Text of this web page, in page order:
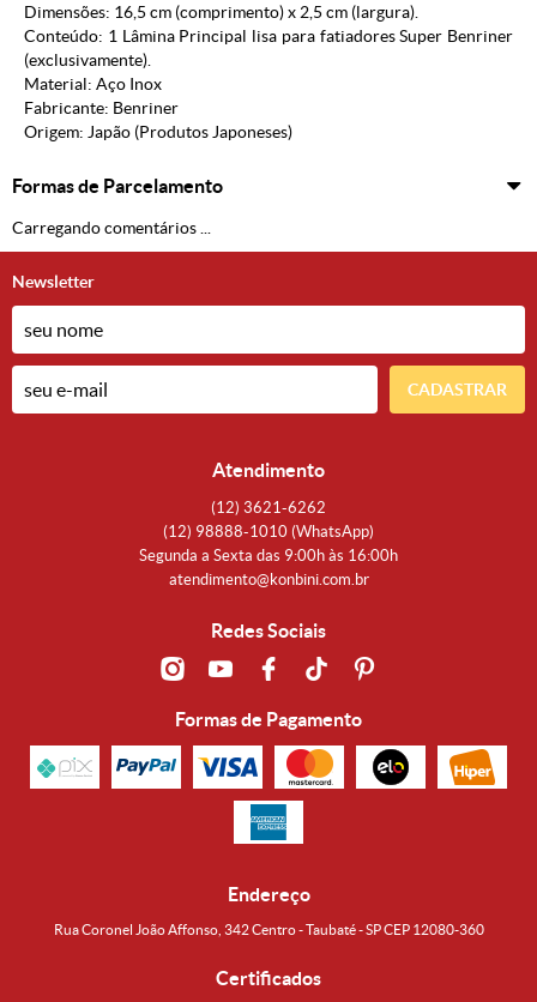
Dimensões: 16,5 cm (comprimento) x 2,5 cm (largura).
Conteúdo: 1 Lâmina Principal lisa para fatiadores Super Benriner
(exclusivamente).
Material: Aço Inox
Fabricante: Benriner
Origem: Japão (Produtos Japoneses)
Formas de Parcelamento
Carregando comentários ...
Newsletter
CADASTRAR
Atendimento
(12) 3621-6262
(12) 98888-1010 (WhatsApp)
Segunda a Sexta das 9:00h às 16:00h
atendimento@konbini.com.br
Redes Sociais
Formas de Pagamento
Endereço
Rua Coronel João Affonso, 342 Centro - Taubaté - SP CEP 12080-360
Certificados